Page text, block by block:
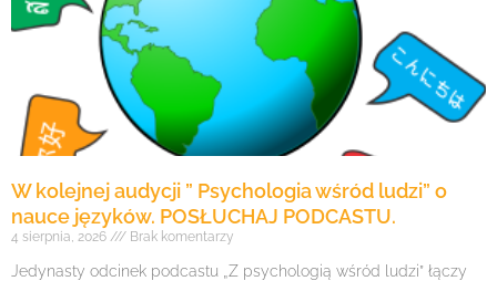
W kolejnej audycji ” Psychologia wśród ludzi” o
nauce języków. POSŁUCHAJ PODCASTU.
4 sierpnia, 2026 Brak komentarzy
Jedynasty odcinek podcastu „Z psychologią wśród ludzi” łączy